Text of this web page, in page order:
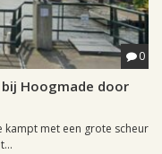
0
Hoogmade door
kampt met een grote scheur